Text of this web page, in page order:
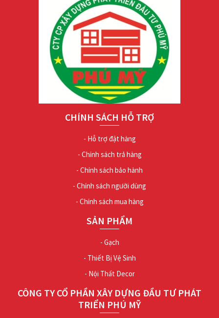
CHÍNH SÁCH HỖ TRỢ
- Hỗ trợ đặt hàng
- Chính sách trả hàng
- Chính sách bảo hành
- Chính sách người dùng
- Chính sách mua hàng
SẢN PHẨM
- Gạch
- Thiết Bị Vệ Sinh
- Nội Thất Decor
CÔNG TY CỔ PHẦN XÂY DỰNG ĐẦU TƯ PHÁT
TRIỂN PHÚ MỸ